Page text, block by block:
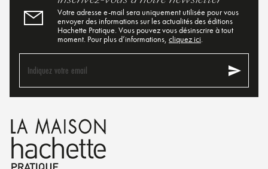
Votre adresse e-mail sera uniquement utilisée pour vous
envoyer des informations sur les actualités des éditions
Hachette Pratique. Vous pouvez vous désinscrire à tout
moment. Pour plus d’informations, cliquez ici.
Indiquez votre email send